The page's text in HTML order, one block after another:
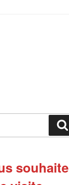
souhaite